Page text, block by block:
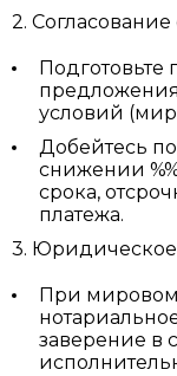
2.
Подготовьте
условий
Добейтесь
снижении
срока,
платежа.
3.
При
заверение в